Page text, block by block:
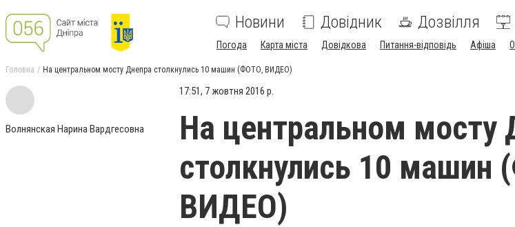
Новини Довідник Дозвілля
Погода Карта міста Довідкова Питання-відповідь Афіша
Головна На центральном мосту Днепра столкнулись 10 машин (ФОТО, ВИДЕО)
Волнянская Нарина Вардгесовна
17:51, 7 жовтня 2016 р.
На центральном мосту
столкнулись 10 машин
ВИДЕО)